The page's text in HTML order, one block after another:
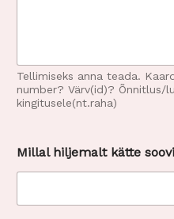
Tellimiseks anna teada.
number? Värv(id)? Õnnitlus/
kingitusele(nt.raha)
Millal hiljemalt kätte